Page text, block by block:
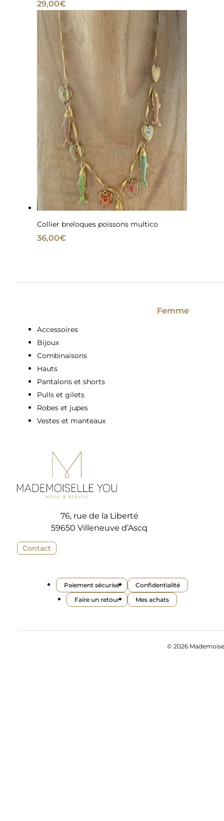
29,00€
Collier breloques poissons multico
36,00€
76, rue de la Liberté
59650 Villeneuve d’Ascq
Contact
Femme
Accessoires
Bijoux
Combinaisons
Hauts
Pantalons et shorts
Pulls et gilets
Robes et jupes
Vestes et manteaux
Paiement sécurisé
Confidentialité
Faire un retour
Mes achats
© 2026